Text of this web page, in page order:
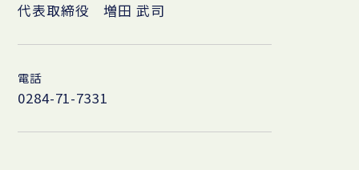
代表取締役 増田 武司
電話
0284-71-7331